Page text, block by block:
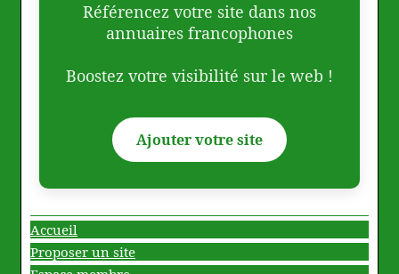
Référencez votre site dans nos
annuaires francophones
Boostez votre visibilité sur le web !
Ajouter votre site
Accueil
Proposer un site